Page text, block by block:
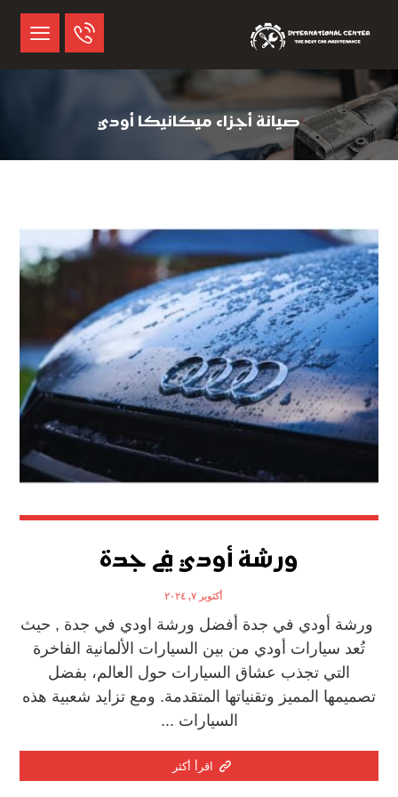
صيانة أجزاء ميكانيكا أودي
ورشة أودي في جدة
أكتوبر ٧, ٢٠٢٤
ورشة أودي في جدة أفضل ورشة اودي في جدة , حيث
تُعد سيارات أودي من بين السيارات الألمانية الفاخرة
التي تجذب عشاق السيارات حول العالم، بفضل
تصميمها المميز وتقنياتها المتقدمة. ومع تزايد شعبية هذه
السيارات ...
اقرأ أكثر